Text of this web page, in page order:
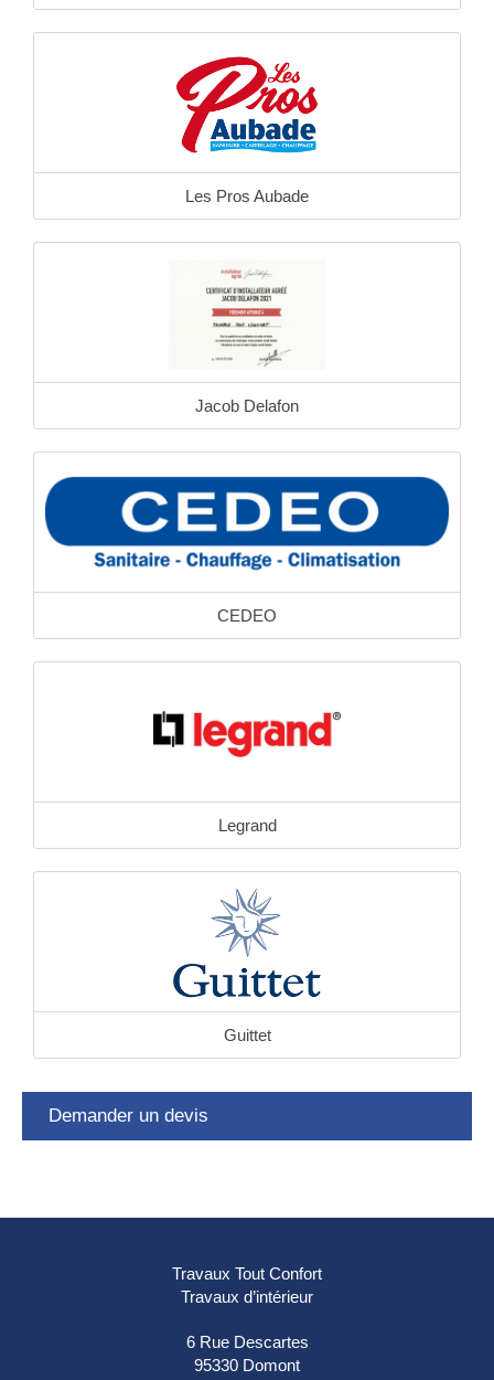
Les Pros Aubade
Jacob Delafon
CEDEO
Legrand
Guittet
Demander un devis
Travaux Tout Confort
Travaux d’intérieur
6 Rue Descartes
95330 Domont